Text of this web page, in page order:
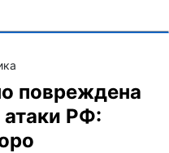
повреждена
атаки РФ: